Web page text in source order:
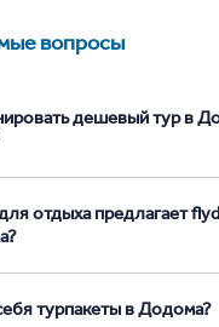
вопросы
дешевый тур в
отдыха предлагает
турпакеты в Додома?